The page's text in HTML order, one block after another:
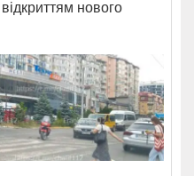
нового